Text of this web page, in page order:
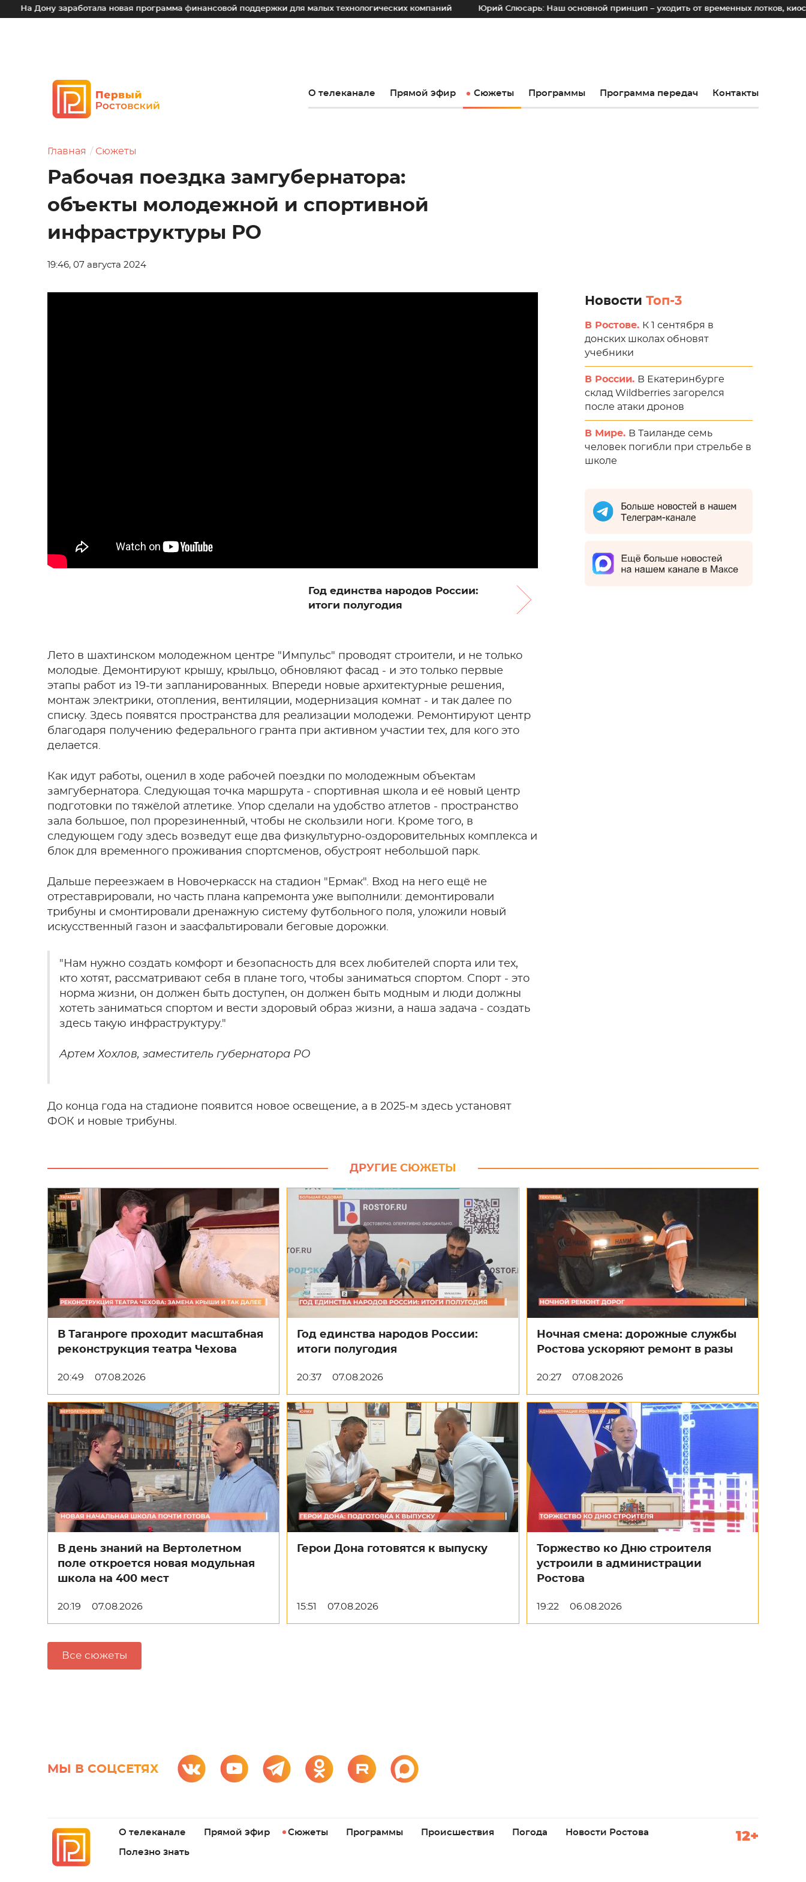
новая программа финансовой поддержки для малых технологических компаний Юрий Слюсарь: Наш основной принцип – уходить от временных лотков, киосков и
О телеканале Прямой эфир Сюжеты Программы Программа передач Контакты
Главная Сюжеты
Рабочая поездка замгубернатора:
объекты молодежной и спортивной
инфраструктуры РО
19:46, 07 августа 2024
Год единства народов России:
итоги полугодия
Лето в шахтинском молодежном центре "Импульс" проводят строители, и не только
молодые. Демонтируют крышу, крыльцо, обновляют фасад - и это только первые
этапы работ из 19-ти запланированных. Впереди новые архитектурные решения,
монтаж электрики, отопления, вентиляции, модернизация комнат - и так далее по
списку. Здесь появятся пространства для реализации молодежи. Ремонтируют центр
благодаря получению федерального гранта при активном участии тех, для кого это
делается.
Как идут работы, оценил в ходе рабочей поездки по молодежным объектам
замгубернатора. Следующая точка маршрута - спортивная школа и её новый центр
подготовки по тяжёлой атлетике. Упор сделали на удобство атлетов - пространство
зала большое, пол прорезиненный, чтобы не скользили ноги. Кроме того, в
следующем году здесь возведут еще два физкультурно-оздоровительных комплекса и
блок для временного проживания спортсменов, обустроят небольшой парк.
Дальше переезжаем в Новочеркасск на стадион "Ермак". Вход на него ещё не
отреставрировали, но часть плана капремонта уже выполнили: демонтировали
трибуны и смонтировали дренажную систему футбольного поля, уложили новый
искусственный газон и заасфальтировали беговые дорожки.
"Нам нужно создать комфорт и безопасность для всех любителей спорта или тех,
кто хотят, рассматривают себя в плане того, чтобы заниматься спортом. Спорт - это
норма жизни, он должен быть доступен, он должен быть модным и люди должны
хотеть заниматься спортом и вести здоровый образ жизни, а наша задача - создать
здесь такую инфраструктуру."
Артем Хохлов, заместитель губернатора РО
До конца года на стадионе появится новое освещение, а в 2025-м здесь установят
ФОК и новые трибуны.
Новости Топ-3
В Ростове. К 1 сентября в
донских школах обновят
учебники
В России. В Екатеринбурге
склад Wildberries загорелся
после атаки дронов
В Мире. В Таиланде семь
человек погибли при стрельбе в
школе
ДРУГИЕ СЮЖЕТЫ
В Таганроге проходит масштабная
реконструкция театра Чехова
20:49 07.08.2026
Год единства народов России:
итоги полугодия
20:37 07.08.2026
Ночная смена: дорожные службы
Ростова ускоряют ремонт в разы
20:27 07.08.2026
В день знаний на Вертолетном
поле откроется новая модульная
школа на 400 мест
20:19 07.08.2026
Герои Дона готовятся к выпуску
15:51 07.08.2026
Торжество ко Дню строителя
устроили в администрации
Ростова
19:22 06.08.2026
Все сюжеты
МЫ В СОЦСЕТЯХ
О телеканале Прямой эфир Сюжеты Программы Происшествия Погода Новости Ростова
Полезно знать
12+